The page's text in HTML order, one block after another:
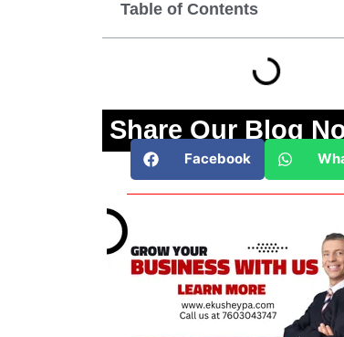
Table of Contents
Share Our Blog
Facebook